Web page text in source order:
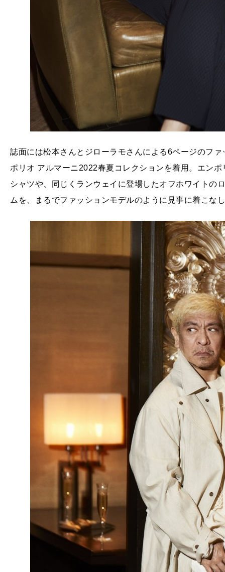
誌面には松本さんとジローラモさんによる6ページのフ
ポリオ アルマーニ2022春夏コレクションを着用。エン
シャツや、同じくランウェイに登場したオフホワイトの
ムを、まるでファッションモデルのように見事に着こな